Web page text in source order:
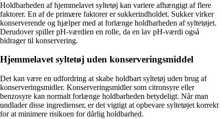
Holdbarheden af hjemmelavet syltetøj kan variere afhængigt af flere
faktorer. En af de primære faktorer er sukkerindholdet. Sukker virker
konserverende og hjælper med at forlænge holdbarheden af syltetøjet.
Derudover spiller pH-værdien en rolle, da en lav pH-værdi også
bidrager til konservering.
Hjemmelavet syltetøj uden konserveringsmiddel
Det kan være en udfordring at skabe holdbart syltetøj uden brug af
konserveringsmidler. Konserveringsmidler som citronsyre eller
benzosyre kan normalt forlænge holdbarheden betydeligt. Når man
undlader disse ingredienser, er det vigtigt at opbevare syltetøjet korrekt
for at minimere risikoen for dårlig holdbarhed.